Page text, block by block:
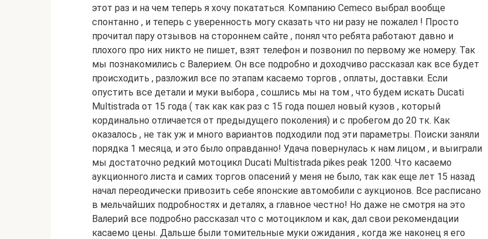
этот раз и на чем теперь я хочу покататься. Компанию Cemeco выбрал вообще
спонтанно , и теперь с уверенность могу сказать что ни разу не пожалел ! Просто
прочитал пару отзывов на стороннем сайте , понял что ребята работают давно и
плохого про них никто не пишет, взят телефон и позвонил по первому же номеру. Так
мы познакомились с Валерием. Он все подробно и доходчиво рассказал как все будет
происходить , разложил все по этапам касаемо торгов , оплаты, доставки. Если
опустить все детали и муки выбора , сошлись мы на том , что будем искать Ducati
Multistrada от 15 года ( так как как раз с 15 года пошел новый кузов , который
кординально отличается от предыдущего поколения) и с пробегом до 20 тк. Как
оказалось , не так уж и много вариантов подходили под эти параметры. Поиски заняли
порядка 1 месяца, и это было оправданно! Удача повернулась к нам лицом , и выиграли
мы достаточно редкий мотоцикл Ducati Multistrada pikes peak 1200. Что касаемо
аукционного листа и самих торгов опасений у меня не было, так как еще лет 15 назад
начал переодически привозить себе японские автомобили с аукционов. Все расписано
в мельчайших подробностях и деталях, а главное честно! Но даже не смотря на это
Валерий все подробно рассказал что с мотоциклом и как, дал свои рекомендации
касаемо цены. Дальше были томительные муки ожидания , когда же наконец я его